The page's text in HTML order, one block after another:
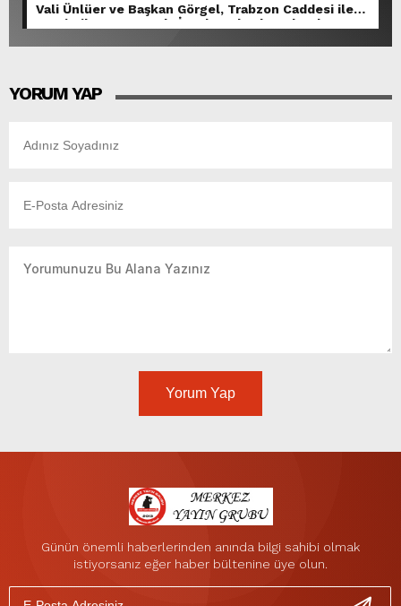
Vali Ünlüer ve Başkan Görgel, Trabzon Caddesi ile
Demirciler Çarşısı’nda İncelemelerde Bulundu.
YORUM YAP
Yorum Yap
Günün önemli haberlerinden anında bilgi sahibi olmak
istiyorsanız eğer haber bültenine üye olun.